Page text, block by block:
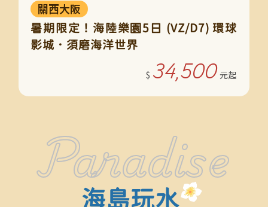
暑期限定！海陸樂園5日 (VZ/D7) 環球
影城．須磨海洋世界
關西大阪
34,500
Paradise
海島玩水